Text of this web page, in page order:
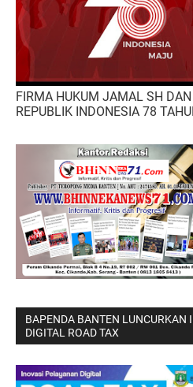
FIRMA HUKUM JAMAL SH DAN
REPUBLIK INDONESIA 78
BAPENDA BANTEN LUNCURKAN
DIGITAL ROAD TAX